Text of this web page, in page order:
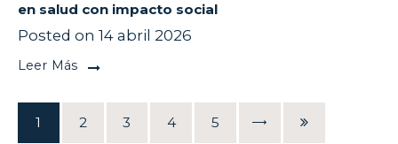
en salud con impacto social
Posted on 14 abril 2026
Leer Más
1 2 3 4 5